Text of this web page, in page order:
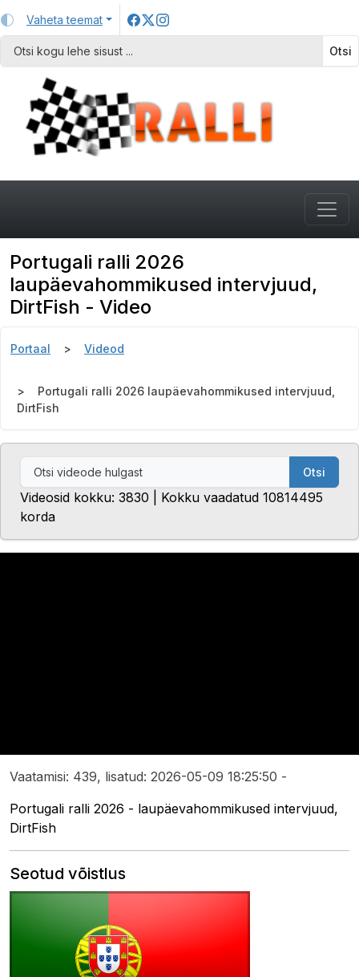
Vaheta teemat
Otsi
Portugali ralli 2026
laupäevahommikused intervjuud,
DirtFish - Video
Portaal Videod
Portugali ralli 2026 laupäevahommikused intervjuud,
DirtFish
Otsi
Videosid kokku: 3830 | Kokku vaadatud 10814495
korda
Vaatamisi: 439, lisatud: 2026-05-09 18:25:50 -
Portugali ralli 2026 - laupäevahommikused intervjuud,
DirtFish
Seotud võistlus